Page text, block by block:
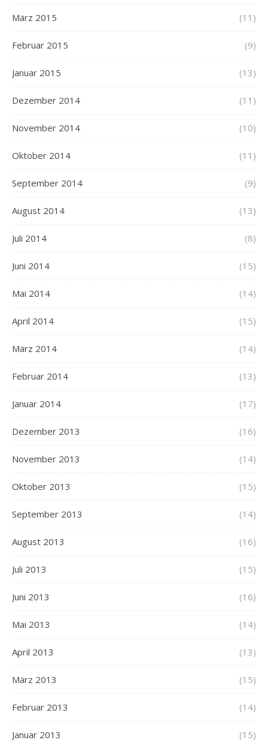
März 2015 (11)
Februar 2015 (9)
Januar 2015 (13)
Dezember 2014 (11)
November 2014 (10)
Oktober 2014 (11)
September 2014 (9)
August 2014 (13)
Juli 2014 (8)
Juni 2014 (15)
Mai 2014 (14)
April 2014 (15)
März 2014 (14)
Februar 2014 (13)
Januar 2014 (17)
Dezember 2013 (16)
November 2013 (14)
Oktober 2013 (15)
September 2013 (14)
August 2013 (16)
Juli 2013 (15)
Juni 2013 (16)
Mai 2013 (14)
April 2013 (13)
März 2013 (15)
Februar 2013 (14)
Januar 2013 (15)